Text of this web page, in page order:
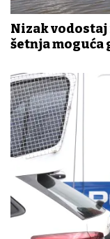
Nizak
šetnja moguća